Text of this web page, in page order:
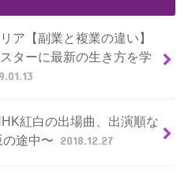
ア【副業と複業の違い】
ターに最新の生き方を学
紅白の出場曲、出演順な
の途中〜 2018.12.27